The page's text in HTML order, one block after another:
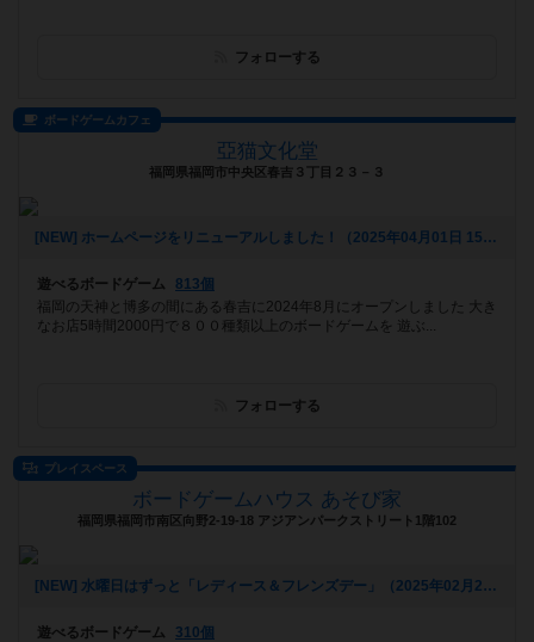
フォローする
ボードゲームカフェ
亞猫文化堂
福岡県福岡市中央区春吉３丁目２３－３
[NEW] ホームページをリニューアルしました！（2025年04月01日 15時56分）
遊べるボードゲーム
813個
福岡の天神と博多の間にある春吉に2024年8月にオープンしました 大き
なお店5時間2000円で８００種類以上のボードゲームを 遊ぶ...
フォローする
プレイスペース
ボードゲームハウス あそび家
福岡県福岡市南区向野2-19-18 アジアンパークストリート1階102
[NEW] 水曜日はずっと「レディース＆フレンズデー」（2025年02月28日 17時19分）
遊べるボードゲーム
310個